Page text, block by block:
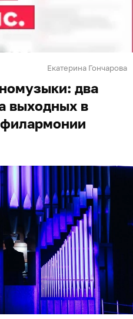
Екатерина Гончарова
два
выходных в